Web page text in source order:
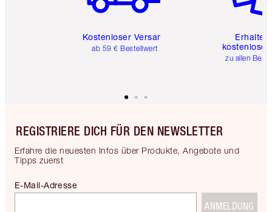
Kostenloser Versand
ab 59 € Bestellwert
Erhalte
kostenlose
zu allen
REGISTRIERE DICH FÜR DEN NEWSLETTER
Erfahre die neuesten Infos über Produkte, Angebote und
Tipps zuerst
E-Mail-Adresse
ANMELDUNG